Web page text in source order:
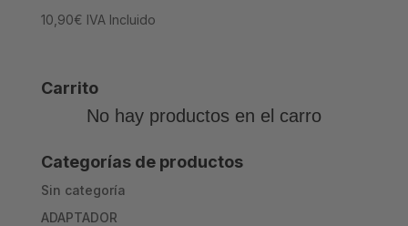
10,90€ IVA Incluido
Carrito
No hay productos en el carro
Categorías de productos
Sin categoría
ADAPTADOR